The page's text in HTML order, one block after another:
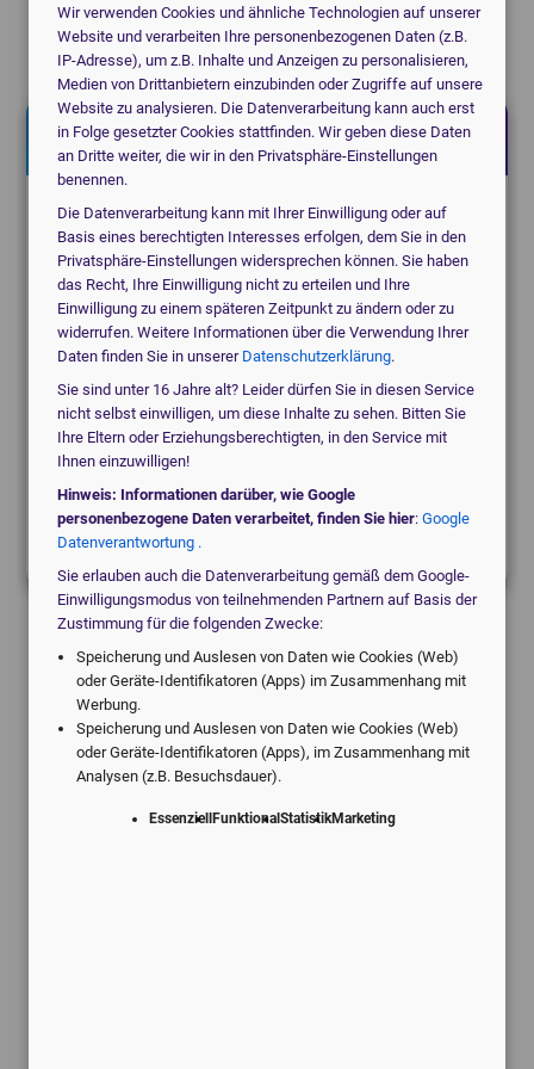
Ich helfe Ihnen gerne.
Christoph Bartram, Geschäftsführung
Jetzt kostenlos anfragen!
Suchen Sie für eine Praxis, eine Klinik oder ein
MVZ?
medical_servicesPraxis
domainKlinik / MVZ
local_hospitalEtwas anderes
Angebote vom digitalen Marktführer.
Individuell für Ihre Praxis.
Wir verwenden Cookies und ähnliche Technologien auf unserer
Website und verarbeiten Ihre personenbezogenen Daten (z.B.
IP-Adresse), um z.B. Inhalte und Anzeigen zu personalisieren,
Medien von Drittanbietern einzubinden oder Zugriffe auf unsere
Website zu analysieren. Die Datenverarbeitung kann auch erst
in Folge gesetzter Cookies stattfinden. Wir geben diese Daten
an Dritte weiter, die wir in den Privatsphäre-Einstellungen
benennen.
Die Datenverarbeitung kann mit Ihrer Einwilligung oder auf
Basis eines berechtigten Interesses erfolgen, dem Sie in den
Privatsphäre-Einstellungen widersprechen können. Sie haben
das Recht, Ihre Einwilligung nicht zu erteilen und Ihre
Einwilligung zu einem späteren Zeitpunkt zu ändern oder zu
widerrufen. Weitere Informationen über die Verwendung Ihrer
Daten finden Sie in unserer Datenschutzerklärung.
Sie sind unter 16 Jahre alt? Leider dürfen Sie in diesen Service
nicht selbst einwilligen, um diese Inhalte zu sehen. Bitten Sie
Ihre Eltern oder Erziehungsberechtigten, in den Service mit
Ihnen einzuwilligen!
Hinweis: Informationen darüber, wie Google
personenbezogene Daten verarbeitet, finden Sie hier: Google
Datenverantwortung .
Sie erlauben auch die Datenverarbeitung gemäß dem Google-
Einwilligungsmodus von teilnehmenden Partnern auf Basis der
Zustimmung für die folgenden Zwecke:
Speicherung und Auslesen von Daten wie Cookies (Web)
oder Geräte-Identifikatoren (Apps) im Zusammenhang mit
Werbung.
Speicherung und Auslesen von Daten wie Cookies (Web)
oder Geräte-Identifikatoren (Apps), im Zusammenhang mit
Analysen (z.B. Besuchsdauer).
Essenziell Funktional StatistikMarketing